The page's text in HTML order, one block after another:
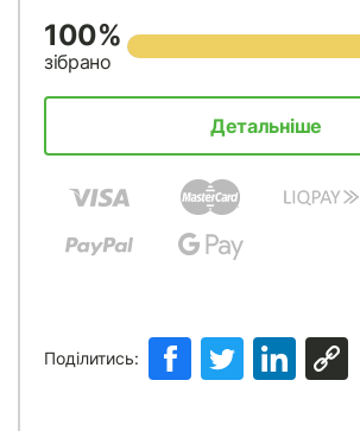
100%
зібрано
Детальніше
Поділитись: